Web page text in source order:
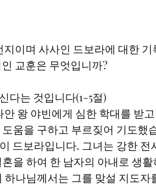
교훈은 무엇입니까?
다는 것입니다(1-5절)
움을 구하고 부르짖어 기도했
드보라입니다. 그녀는 강한 전
을 하여 한 남자의 아내로 생
나님께서는 그를 맞설 지도자